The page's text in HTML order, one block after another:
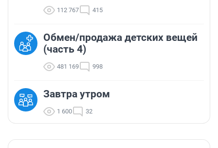
112 767 415
Обмен/продажа детских вещей
(часть 4)
481 169 998
Завтра утром
1 600 32